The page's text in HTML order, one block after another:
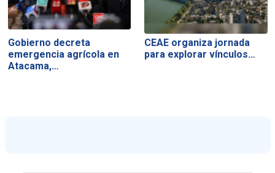
Gobierno decreta
emergencia agrícola en
Atacama,…
CEAE organiza jornada
para explorar vínculos…